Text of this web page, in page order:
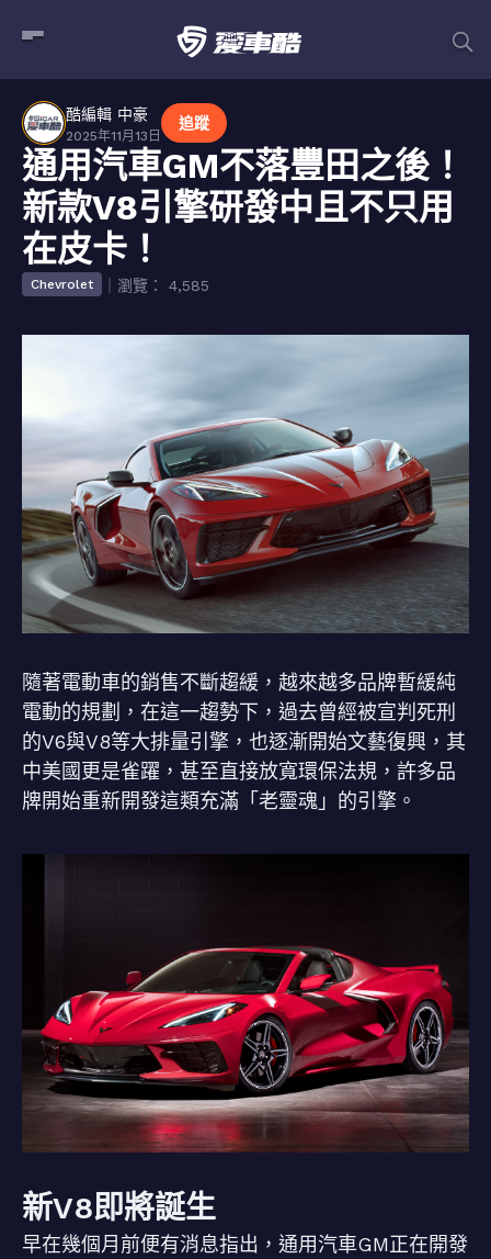
酷編輯 中豪
2025年11月13日
追蹤
通用汽車GM不落豐田之後！
新款V8引擎研發中且不只用
在皮卡！
Chevrolet ｜瀏覽： 4,585
隨著電動車的銷售不斷趨緩，越來越多品牌暫緩純
電動的規劃，在這一趨勢下，過去曾經被宣判死刑
的V6與V8等大排量引擎，也逐漸開始文藝復興，其
中美國更是雀躍，甚至直接放寬環保法規，許多品
牌開始重新開發這類充滿「老靈魂」的引擎。
新V8即將誕生
早在幾個月前便有消息指出，通用汽車GM正在開發